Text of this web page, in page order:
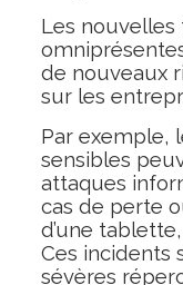
Les nouvelles
de nouveaux
sur les
Par exemple,
sensibles
attaques
cas de perte
d’une
Ces incidents
sévères